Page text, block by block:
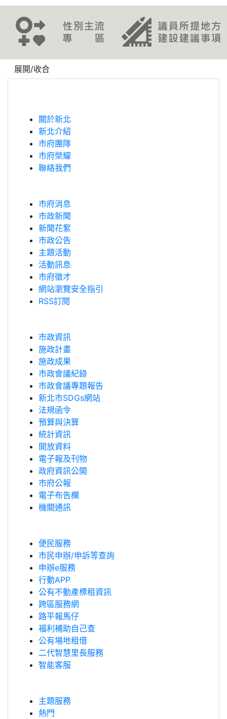
展開/收合
關於新北
新北介紹
市府團隊
市府榮耀
聯絡我們
市府消息
市政新聞
新聞花絮
市政公告
主題活動
活動訊息
市府徵才
網站瀏覽安全指引
RSS訂閱
市政資訊
施政計畫
施政成果
市政會議紀錄
市政會議專題報告
新北市SDGs網站
法規函令
預算與決算
統計資訊
開放資料
電子報及刊物
政府資訊公開
市府公報
電子布告欄
機關通訊
便民服務
市民申辦/申訴等查詢
申辦e服務
行動APP
公有不動產標租資訊
跨區服務網
路平報馬仔
福利補助自己查
公有場地租借
二代智慧里長服務
智能客服
主題服務
熱門